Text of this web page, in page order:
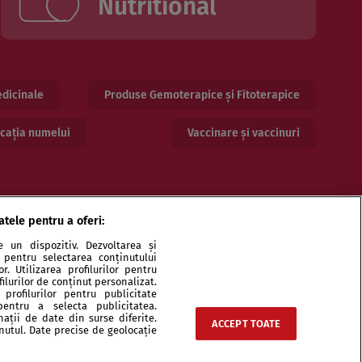
Nutritional
Produse Gemoterapice și Fitoterapice
numelui Vaccinare și vaccinuri
și specialiști Echipa Contact Sitemap
pentru a oferi:
un dispozitiv. Dezvoltarea și
selectarea conținutului
Utilizarea profilurilor pentru
de conținut personalizat.
profilurilor pentru publicitate
a selecta publicitatea.
de date din surse diferite.
Date precise de geolocație
ACCEPT TOATE